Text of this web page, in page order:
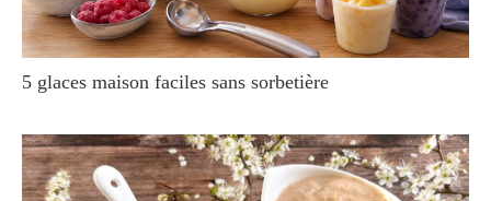
5 glaces maison faciles sans sorbetière